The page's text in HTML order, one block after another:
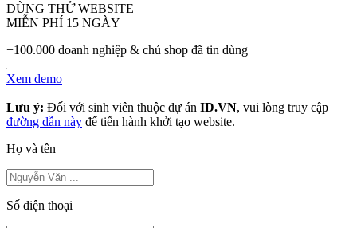
DÙNG THỬ WEBSITE
MIỄN PHÍ 15 NGÀY
+100.000 doanh nghiệp & chủ shop đã tin dùng
Xem demo
Lưu ý: Đối với sinh viên thuộc dự án ID.VN, vui lòng truy cập
đường dẫn này để tiến hành khởi tạo website.
Họ và tên
Số điện thoại